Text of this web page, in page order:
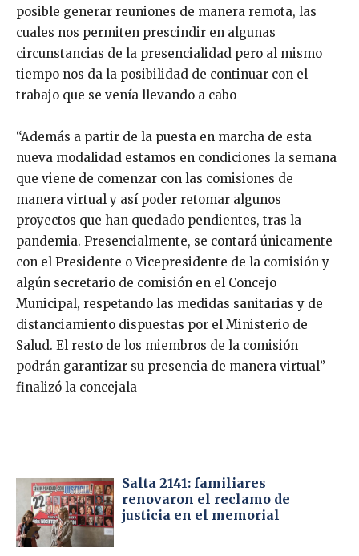
posible generar reuniones de manera remota, las
cuales nos permiten prescindir en algunas
circunstancias de la presencialidad pero al mismo
tiempo nos da la posibilidad de continuar con el
trabajo que se venía llevando a cabo
“Además a partir de la puesta en marcha de esta
nueva modalidad estamos en condiciones la semana
que viene de comenzar con las comisiones de
manera virtual y así poder retomar algunos
proyectos que han quedado pendientes, tras la
pandemia. Presencialmente, se contará únicamente
con el Presidente o Vicepresidente de la comisión y
algún secretario de comisión en el Concejo
Municipal, respetando las medidas sanitarias y de
distanciamiento dispuestas por el Ministerio de
Salud. El resto de los miembros de la comisión
podrán garantizar su presencia de manera virtual”
finalizó la concejala
Salta 2141: familiares
renovaron el reclamo de
justicia en el memorial